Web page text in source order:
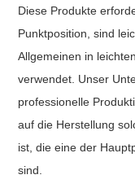
Diese Produkte
Punktposition, sind
Allgemeinen in
verwendet. Unser
professionelle
auf die Herstellung
ist, die eine der
sind.